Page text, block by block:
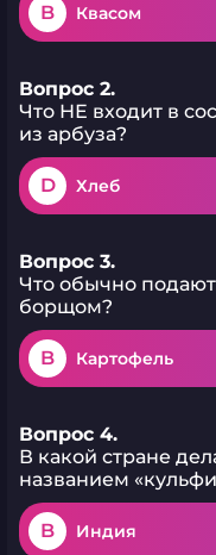
B Квасом
Вопрос 2.
Что НЕ входит в
из арбуза?
D Хлеб
Вопрос 3.
Что обычно
борщом?
B Картофель
Вопрос 4.
В какой стране
названием
B Индия